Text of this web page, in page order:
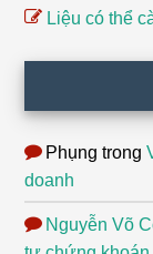
Liệu có thể
Phụng trong
doanh
Nguyễn Võ